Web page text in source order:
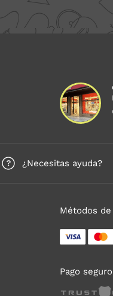
¿Necesitas ayuda?
Métodos de
Pago seguro